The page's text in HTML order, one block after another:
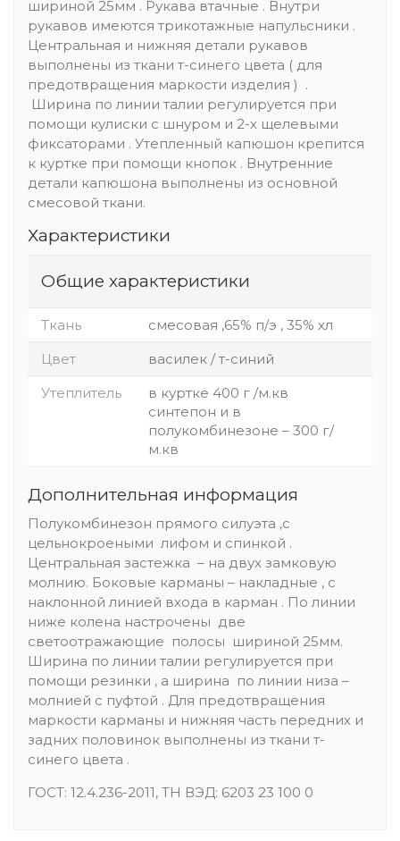
шириной 25мм . Рукава втачные . Внутри
рукавов имеются трикотажные напульсники .
Центральная и нижняя детали рукавов
выполнены из ткани т-синего цвета ( для
предотвращения маркости изделия ) .
Ширина по линии талии регулируется при
помощи кулиски с шнуром и 2-х щелевыми
фиксаторами . Утепленный капюшон крепится
к куртке при помощи кнопок . Внутренние
детали капюшона выполнены из основной
смесовой ткани.
Характеристики
Общие характеристики
Ткань
смесовая ,65% п/э , 35% хл
Цвет
василек / т-синий
Утеплитель
в куртке 400 г /м.кв
синтепон и в
полукомбинезоне – 300 г/
м.кв
Дополнительная информация
Полукомбинезон прямого силуэта ,с
цельнокроеными лифом и спинкой .
Центральная застежка – на двух замковую
молнию. Боковые карманы – накладные , с
наклонной линией входа в карман . По линии
ниже колена настрочены две
светоотражающие полосы шириной 25мм.
Ширина по линии талии регулируется при
помощи резинки , а ширина по линии низа –
молнией с пуфтой . Для предотвращения
маркости карманы и нижняя часть передних и
задних половинок выполнены из ткани т-
синего цвета .
ГОСТ: 12.4.236-2011, ТН ВЭД: 6203 23 100 0